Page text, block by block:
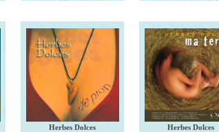
Herbes Dolces
Herbes Dolces